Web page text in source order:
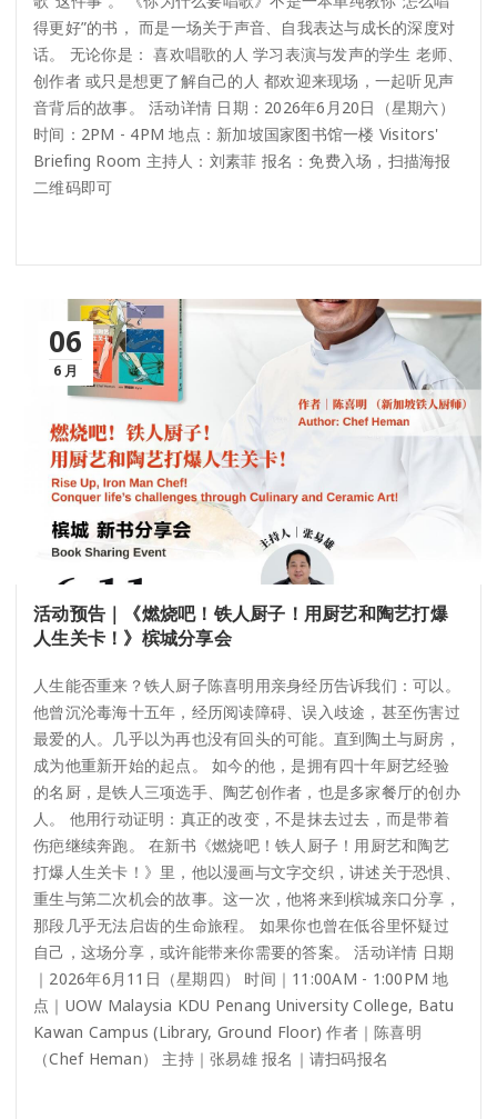
得更好”的书， 而是一场关于声音、自我表达与成长的深度对
话。 无论你是： 喜欢唱歌的人 学习表演与发声的学生 老师、
创作者 或只是想更了解自己的人 都欢迎来现场，一起听见声
音背后的故事。 活动详情 日期：2026年6月20日（星期六）
时间：2PM - 4PM 地点：新加坡国家图书馆一楼 Visitors'
Briefing Room 主持人：刘素菲 报名：免费入场，扫描海报
二维码即可
06
6 月
活动预告｜《燃烧吧！铁人厨子！用厨艺和陶艺打爆
人生关卡！》槟城分享会
人生能否重来？铁人厨子陈喜明用亲身经历告诉我们：可以。
他曾沉沦毒海十五年，经历阅读障碍、误入歧途，甚至伤害过
最爱的人。几乎以为再也没有回头的可能。直到陶土与厨房，
成为他重新开始的起点。 如今的他，是拥有四十年厨艺经验
的名厨，是铁人三项选手、陶艺创作者，也是多家餐厅的创办
人。 他用行动证明：真正的改变，不是抹去过去，而是带着
伤疤继续奔跑。 在新书《燃烧吧！铁人厨子！用厨艺和陶艺
打爆人生关卡！》里，他以漫画与文字交织，讲述关于恐惧、
重生与第二次机会的故事。这一次，他将来到槟城亲口分享，
那段几乎无法启齿的生命旅程。 如果你也曾在低谷里怀疑过
自己，这场分享，或许能带来你需要的答案。 活动详情 日期
｜2026年6月11日（星期四） 时间｜11:00AM - 1:00PM 地
点｜UOW Malaysia KDU Penang University College, Batu
Kawan Campus (Library, Ground Floor) 作者｜陈喜明
（Chef Heman） 主持｜张易雄 报名｜请扫码报名